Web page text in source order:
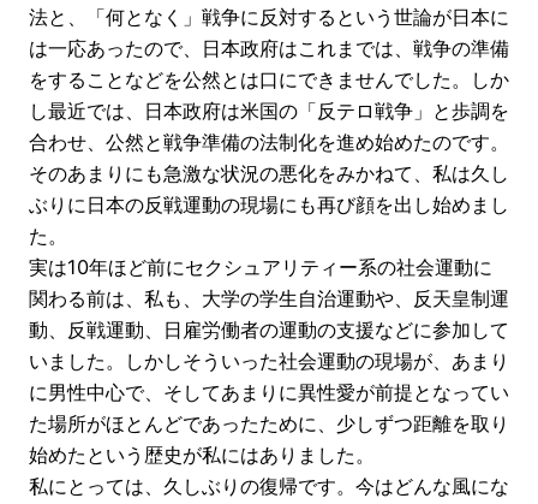
法と、「何となく」戦争に反対するという世論が日本に
は一応あったので、日本政府はこれまでは、戦争の準備
をすることなどを公然とは口にできませんでした。しか
し最近では、日本政府は米国の「反テロ戦争」と歩調を
合わせ、公然と戦争準備の法制化を進め始めたのです。
そのあまりにも急激な状況の悪化をみかねて、私は久し
ぶりに日本の反戦運動の現場にも再び顔を出し始めまし
た。
実は10年ほど前にセクシュアリティー系の社会運動に
関わる前は、私も、大学の学生自治運動や、反天皇制運
動、反戦運動、日雇労働者の運動の支援などに参加して
いました。しかしそういった社会運動の現場が、あまり
に男性中心で、そしてあまりに異性愛が前提となってい
た場所がほとんどであったために、少しずつ距離を取り
始めたという歴史が私にはありました。
私にとっては、久しぶりの復帰です。今はどんな風にな